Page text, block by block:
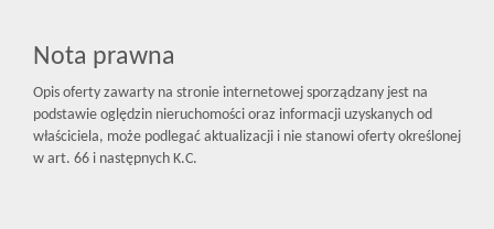
Nota prawna
Opis oferty zawarty na stronie internetowej sporządzany jest na
podstawie oględzin nieruchomości oraz informacji uzyskanych od
właściciela, może podlegać aktualizacji i nie stanowi oferty określonej
w art. 66 i następnych K.C.